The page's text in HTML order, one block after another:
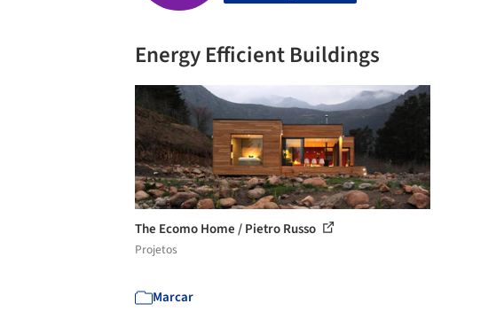
Energy Efficient Buildings
The Ecomo Home / Pietro Russo
Projetos
Marcar